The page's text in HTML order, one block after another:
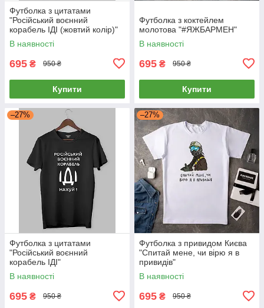
Футболка з цитатами
"Російський воєнний
корабель ІДІ (жовтий колір)"
В наявності
695 ₴ 950 ₴
Купити
Футболка з коктейлем
молотова "#ЯЖБАРМЕН"
В наявності
695 ₴ 950 ₴
Купити
–27%
Футболка з цитатами
"Російський воєнний
корабель ІДІ"
В наявності
695 ₴ 950 ₴
–27%
Футболка з привидом Києва
"Спитай мене, чи вірю я в
привидів"
В наявності
695 ₴ 950 ₴